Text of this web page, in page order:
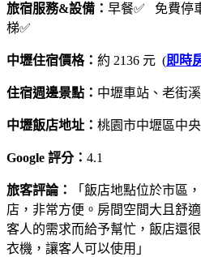
旅宿服務&設備： 早餐✅ 免費停
梯✅
中壢住宿價格： 約 2136 元 (即時
住宿週邊景點： 中壢車站、老街
中壢飯店地址： 桃園市中壢區中
Google 評分： 4.1
旅客評論：
「飯店地點位於市區
店，非常方便。房間空間大且舒
客人的需求而給予幫忙，飯店還
衣機，讓客人可以使用」